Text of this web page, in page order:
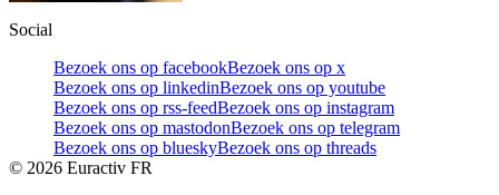
Social
Bezoek ons op facebookBezoek ons op x
Bezoek ons op linkedinBezoek ons op youtube
Bezoek ons op rss-feedBezoek ons op instagram
Bezoek ons op mastodonBezoek ons op telegram
Bezoek ons op blueskyBezoek ons op threads
© 2026 Euractiv FR